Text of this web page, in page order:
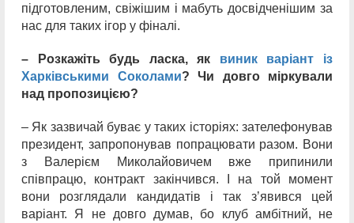
підготовленим, свіжішим і мабуть досвідченішим за
нас для таких ігор у фіналі.
– Розкажіть будь ласка, як виник варіант із
Харківськими Соколами? Чи довго міркували
над пропозицією?
– Як зазвичай буває у таких історіях: зателефонував
президент, запропонував попрацювати разом. Вони
з Валерієм Миколайовичем вже припинили
співпрацю, контракт закінчився. І на той момент
вони розглядали кандидатів і так з’явився цей
варіант. Я не довго думав, бо клуб амбітний, не